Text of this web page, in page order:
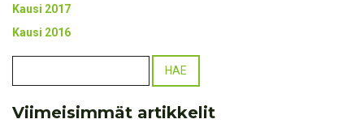
Kausi 2017
Kausi 2016
Viimeisimmät artikkelit